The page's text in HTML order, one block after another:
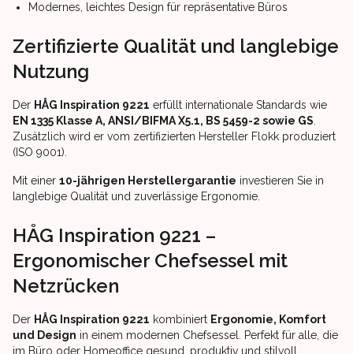
Modernes, leichtes Design für repräsentative Büros
Zertifizierte Qualität und langlebige
Nutzung
Der HÅG Inspiration 9221 erfüllt internationale Standards wie
EN 1335 Klasse A, ANSI/BIFMA X5.1, BS 5459-2 sowie GS
Zusätzlich wird er vom zertifizierten Hersteller Flokk produziert
(ISO 9001).
Mit einer 10-jährigen Herstellergarantie investieren Sie in
langlebige Qualität und zuverlässige Ergonomie.
HÅG Inspiration 9221 –
Ergonomischer Chefsessel mit
Netzrücken
Der HÅG Inspiration 9221 kombiniert Ergonomie, Komfort
und Design in einem modernen Chefsessel. Perfekt für alle, die
im Büro oder Homeoffice gesund, produktiv und stilvoll